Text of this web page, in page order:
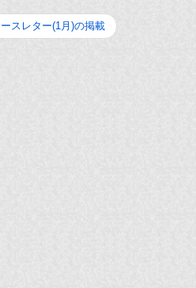
スレター(1月)の掲載